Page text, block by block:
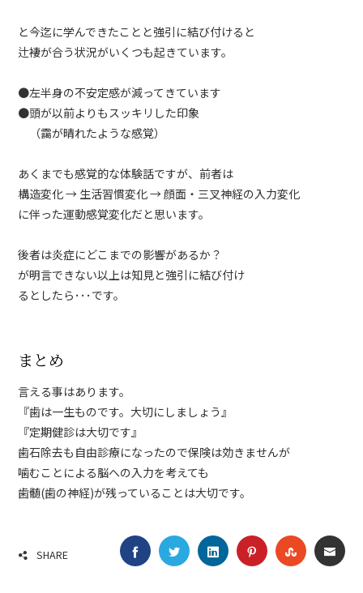
と今迄に学んできたことと強引に結び付けると
辻褄が合う状況がいくつも起きています。
●左半身の不安定感が減ってきています
●頭が以前よりもスッキリした印象
（靄が晴れたような感覚）
あくまでも感覚的な体験話ですが、前者は
構造変化 → 生活習慣変化 → 顔面・三叉神経の入力変化
に伴った運動感覚変化だと思います。
後者は炎症にどこまでの影響があるか？
が明言できない以上は知見と強引に結び付け
るとしたら･･･です。
まとめ
言える事はあります。
『歯は一生ものです。大切にしましょう』
『定期健診は大切です』
歯石除去も自由診療になったので保険は効きませんが
噛むことによる脳への入力を考えても
歯髄(歯の神経)が残っていることは大切です。
SHARE FACEBOOKTWITTERLINKEDINPINTEREST